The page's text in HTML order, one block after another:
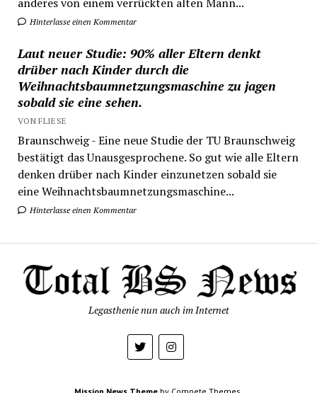
anderes von einem verrückten alten Mann...
Hinterlasse einen Kommentar
Laut neuer Studie: 90% aller Eltern denkt
drüber nach Kinder durch die
Weihnachtsbaumnetzungsmaschine zu jagen
sobald sie eine sehen.
VON FLIESE
Braunschweig - Eine neue Studie der TU Braunschweig
bestätigt das Unausgesprochene. So gut wie alle Eltern
denken drüber nach Kinder einzunetzen sobald sie
eine Weihnachtsbaumnetzungsmaschine...
Hinterlasse einen Kommentar
Legasthenie nun auch im Internet